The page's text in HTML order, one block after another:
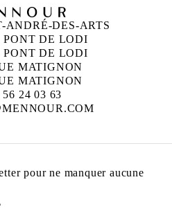
ANDRÉ-DES-ARTS
PONT DE LODI
PONT DE LODI
MATIGNON
MATIGNON
56 24 03 63
pour ne manquer aucune